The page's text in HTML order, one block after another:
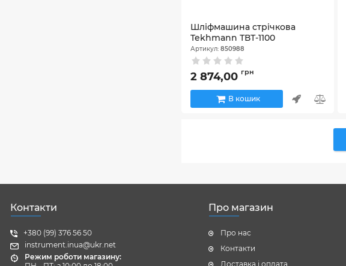
Шліфмашина стрічкова
Tekhmann ТВТ-1100
Артикул: 850988
2 874,00 грн
В кошик
Контакти
+380 (99) 376 56 50
instrument.inua@ukr.net
Режим роботи магазину:
Про магазин
Про нас
Контакти
Доставка і оплата